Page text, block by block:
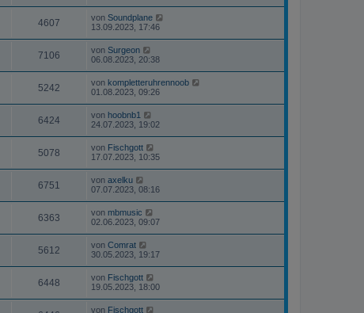
4607 von Soundplane
13.09.2023, 17:46
7106 von Surgeon
06.08.2023, 20:38
5242 von kompletteruhrennoob
01.08.2023, 09:26
6424 von hoobnb1
24.07.2023, 19:02
5078 von Fischgott
17.07.2023, 10:35
6751 von axelku
07.07.2023, 08:16
6363 von mbmusic
02.06.2023, 09:07
5612 von Comrat
30.05.2023, 19:17
6448 von Fischgott
19.05.2023, 18:00
von Fischgott